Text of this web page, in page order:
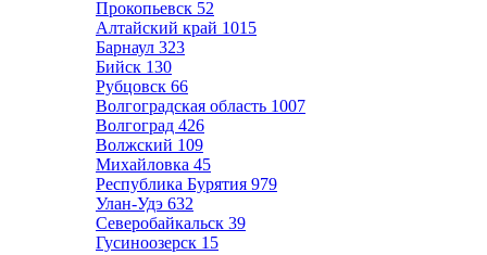
Прокопьевск 52
Алтайский край 1015
Барнаул 323
Бийск 130
Рубцовск 66
Волгоградская область 1007
Волгоград 426
Волжский 109
Михайловка 45
Республика Бурятия 979
Улан-Удэ 632
Северобайкальск 39
Гусиноозерск 15